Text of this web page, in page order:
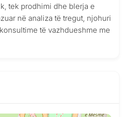
tek prodhimi dhe blerja e
në analiza të tregut, njohuri
të vazhdueshme me